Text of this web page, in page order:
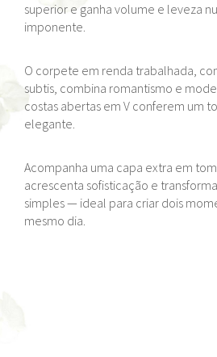
superior e ganha volume e leveza
imponente.
O corpete em renda trabalhada,
subtis, combina romantismo e
costas abertas em V conferem um
elegante.
Acompanha uma capa extra em
acrescenta sofisticação e
simples — ideal para criar dois
mesmo dia.